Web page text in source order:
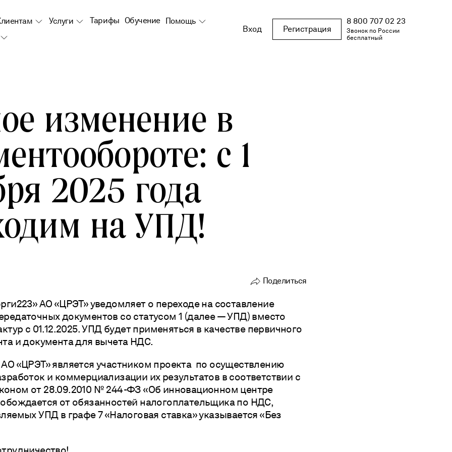
Услуги Тарифы Обучение Помощь
Вход Регистрация
8 800 707 02 23
Звонок по России
бесплатный
изменение в
с 1
2025 года
на УПД!
Поделиться
Vkontakte
Копировать ссылку
АО «ЦРЭТ» уведомляет о переходе на составление
документов со статусом 1 (далее — УПД) вместо
с 01.12.2025. УПД будет применяться в качестве первичного
и документа для вычета НДС.
«ЦРЭТ» является участником проекта по осуществлению
и коммерциализации их результатов в соответствии с
от 28.09.2010 № 244-ФЗ «Об инновационном центре
от обязанностей налогоплательщика по НДС,
УПД в графе 7 «Налоговая ставка» указывается «Без